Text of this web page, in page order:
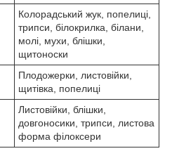
Колорадський жук, попелиці,
трипси, білокрилка, білани,
молі, мухи, блішки,
щитоноски
Плодожерки, листовійки,
щитівка, попелиці
Листовійки, блішки,
довгоносики, трипси, листова
форма філоксери